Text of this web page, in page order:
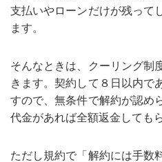
支払いやローンだけが残って
ます。
そんなときは、クーリング制
きます。契約して８日以内で
すので、無条件で解約が認め
代金があれば全額返金しても
ただし規約で「解約には手数